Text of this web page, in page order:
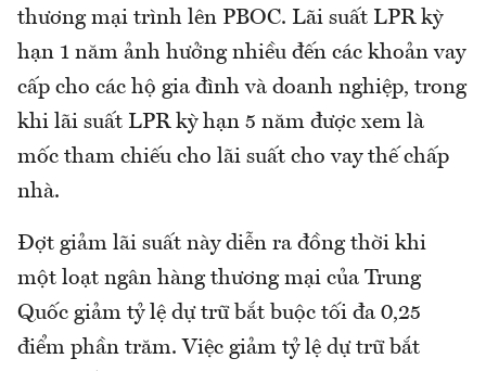
thương mại trình lên PBOC. Lãi suất LPR kỳ
hạn 1 năm ảnh hưởng nhiều đến các khoản vay
cấp cho các hộ gia đình và doanh nghiệp, trong
khi lãi suất LPR kỳ hạn 5 năm được xem là
mốc tham chiếu cho lãi suất cho vay thế chấp
nhà.
Đợt giảm lãi suất này diễn ra đồng thời khi
một loạt ngân hàng thương mại của Trung
Quốc giảm tỷ lệ dự trữ bắt buộc tối đa 0,25
điểm phần trăm. Việc giảm tỷ lệ dự trữ bắt